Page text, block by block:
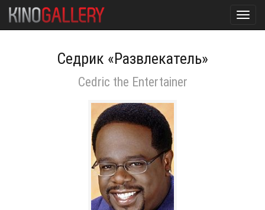
Седрик «Развлекатель»
Cedric the Entertainer